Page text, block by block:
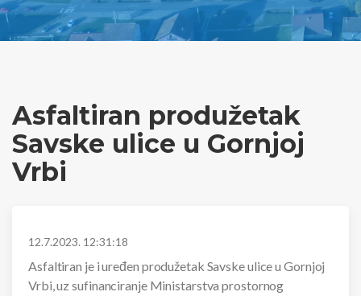
Asfaltiran produžetak
Savske ulice u Gornjoj
Vrbi
12.7.2023. 12:31:18
Asfaltiran je i uređen produžetak Savske ulice u Gornjoj
Vrbi, uz sufinanciranje Ministarstva prostornog